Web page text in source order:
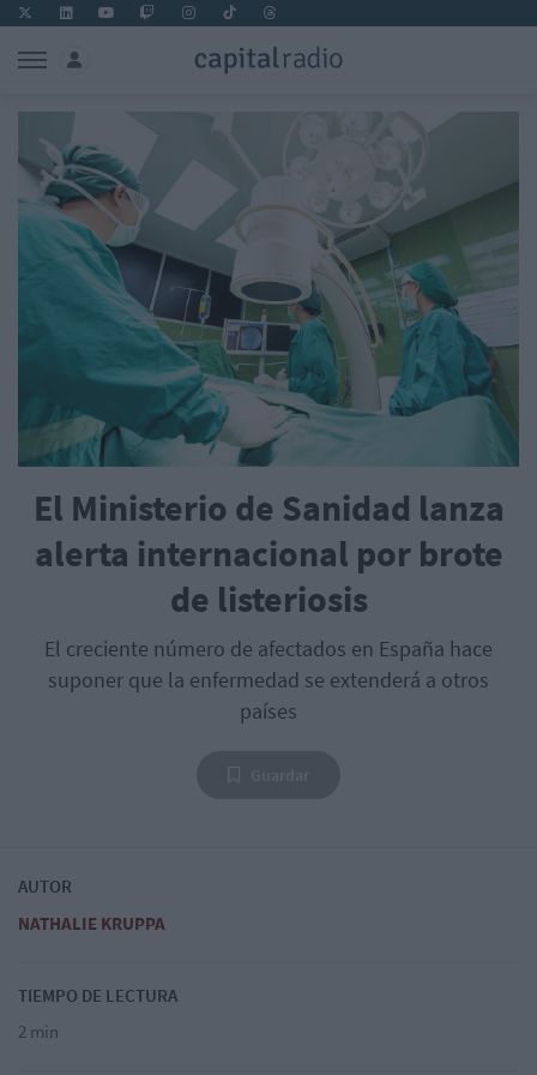
El Ministerio de Sanidad lanza
alerta internacional por brote
de listeriosis
El creciente número de afectados en España hace
suponer que la enfermedad se extenderá a otros
países
AUTOR
NATHALIE KRUPPA
TIEMPO DE LECTURA
2 min